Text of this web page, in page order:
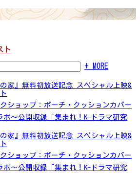
ト
+ MORE
の家』無料初放送記念 スペシャル上映&
ショップ：ポーチ・クッションカバー
ボ～公開収録「集まれ！K-ドラマ研究
の家』無料初放送記念 スペシャル上映&
ショップ：ポーチ・クッションカバー
ボ～公開収録「集まれ！K-ドラマ研究